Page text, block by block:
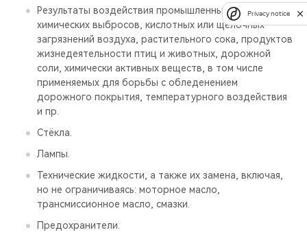
Результаты воздействия промышленных или
химических выбросов, кислотных или щелочных
загрязнений воздуха, растительного сока, продуктов
жизнедеятельности птиц и животных, дорожной
соли, химически активных веществ, в том числе
применяемых для борьбы с обледенением
дорожного покрытия, температурного воздействия
и пр.
Стёкла.
Лампы.
Технические жидкости, а также их замена, включая,
но не ограничиваясь: моторное масло,
трансмиссионное масло, смазки.
Предохранители.
Privacy notice